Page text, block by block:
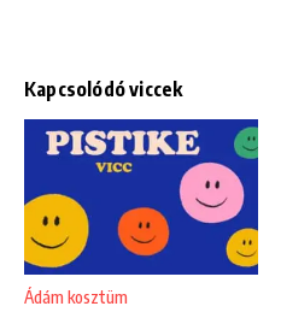
Kapcsolódó viccek
Ádám kosztüm